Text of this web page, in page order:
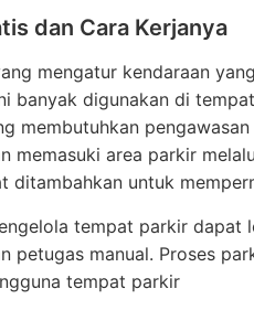
dan Cara Kerjanya
mengatur kendaraan
banyak digunakan di
membutuhkan
memasuki area parkir
untuk
tempat parkir dapat
petugas manual. Proses
tempat parkir